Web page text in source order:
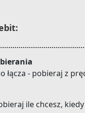
łącza - pobieraj z
ile chcesz,